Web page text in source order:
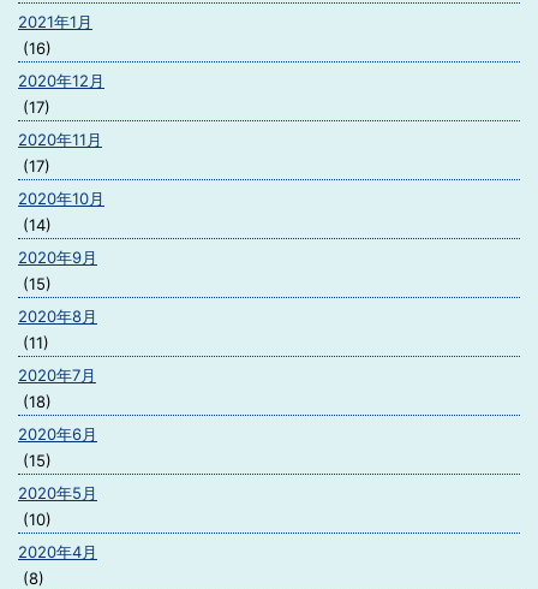
2021年1月
(16)
2020年12月
(17)
2020年11月
(17)
2020年10月
(14)
2020年9月
(15)
2020年8月
(11)
2020年7月
(18)
2020年6月
(15)
2020年5月
(10)
2020年4月
(8)